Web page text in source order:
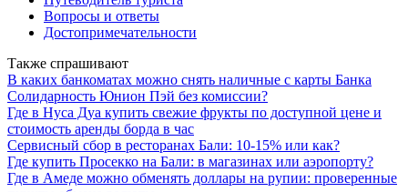
Вопросы и ответы
Достопримечательности
Также спрашивают
В каких банкоматах можно снять наличные с карты Банка
Солидарность Юнион Пэй без комиссии?
Где в Нуса Дуа купить свежие фрукты по доступной цене и
стоимость аренды борда в час
Сервисный сбор в ресторанах Бали: 10-15% или как?
Где купить Просекко на Бали: в магазинах или аэропорту?
Где в Амеде можно обменять доллары на рупии: проверенные